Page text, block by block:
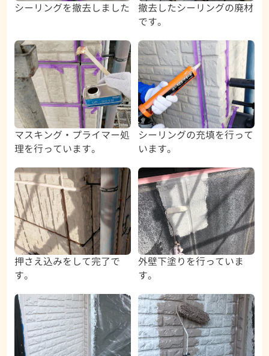
シーリングを撤去しました
撤去したシーリングの廃材
です。
マスキング・プライマー処
理を行っています。
シーリングの充填を行って
います。
押さえ込みをして完了で
す。
外壁下塗りを行っていま
す。